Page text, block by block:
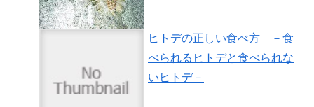
ヒトデの正しい食べ方 －食
べられるヒトデと食べられな
いヒトデ－